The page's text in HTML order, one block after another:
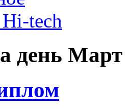
tech
день Март